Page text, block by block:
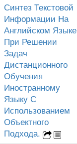
Синтез Текстовой
Информации На
Английском Языке
При Решении
Задач
Дистанционного
Обучения
Иностранному
Языку С
Использованием
Объектного
Подхода.